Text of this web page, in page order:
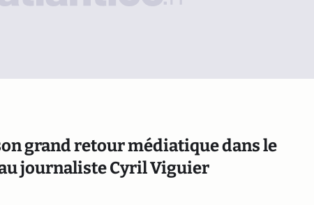
grand retour médiatique dans le
journaliste Cyril Viguier